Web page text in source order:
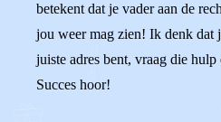
betekent dat je vader aan de
jou weer mag zien! Ik denk dat
juiste adres bent, vraag die
Succes hoor!